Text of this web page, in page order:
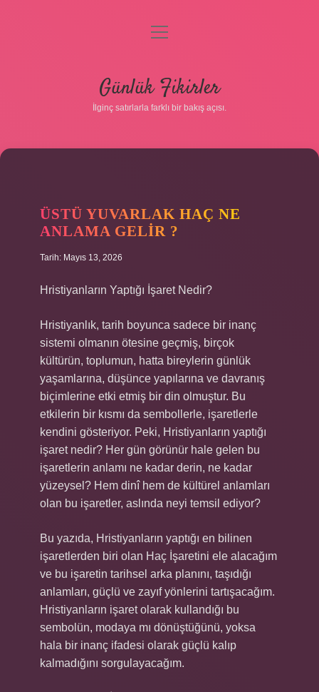
Gizlilik Politikası
Hakkımızda
menüyü
Günlük Fikirler
İlginç satırlarla farklı bir bakış açısı.
ÜSTÜ YUVARLAK HAÇ NE
ANLAMA GELIR ?
Tarih: Mayıs 13, 2026
Hristiyanların Yaptığı İşaret Nedir?
Hristiyanlık, tarih boyunca sadece bir inanç
sistemi olmanın ötesine geçmiş, birçok
kültürün, toplumun, hatta bireylerin günlük
yaşamlarına, düşünce yapılarına ve davranış
biçimlerine etki etmiş bir din olmuştur. Bu
etkilerin bir kısmı da sembollerle, işaretlerle
kendini gösteriyor. Peki, Hristiyanların yaptığı
işaret nedir? Her gün görünür hale gelen bu
işaretlerin anlamı ne kadar derin, ne kadar
yüzeysel? Hem dinî hem de kültürel anlamları
olan bu işaretler, aslında neyi temsil ediyor?
Bu yazıda, Hristiyanların yaptığı en bilinen
işaretlerden biri olan Haç İşaretini ele alacağım
ve bu işaretin tarihsel arka planını, taşıdığı
anlamları, güçlü ve zayıf yönlerini tartışacağım.
Hristiyanların işaret olarak kullandığı bu
sembolün, modaya mı dönüştüğünü, yoksa
hala bir inanç ifadesi olarak güçlü kalıp
kalmadığını sorgulayacağım.